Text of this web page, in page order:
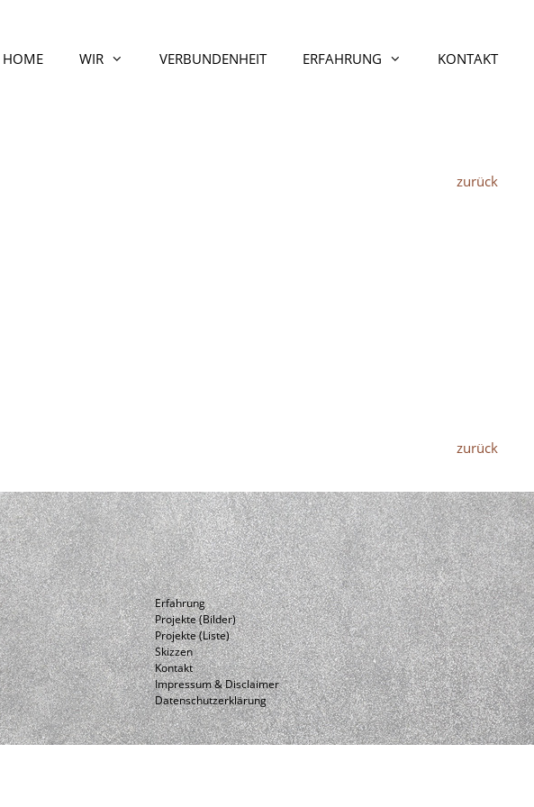
HOME WIR VERBUNDENHEIT ERFAHRUNG KONTAKT
zurück
zurück
Erfahrung
Projekte (Bilder)
Projekte (Liste)
Skizzen
Kontakt
Impressum & Disclaimer
Datenschutzerklärung